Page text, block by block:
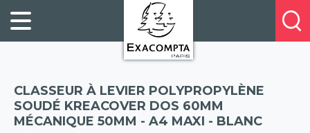
FILING
ORGANISATION
PRESENTATION
BUSINESS
À
PROPOS
NOS
E-
CATALOGUES
Profitez
de
réduction
sur
CLASSEUR À LEVIER POLYPROPYLÈNE
SOUDÉ KREACOVER DOS 60MM
MÉCANIQUE 50MM - A4 MAXI - BLANC
(57)
Panneau de gestion des cookies